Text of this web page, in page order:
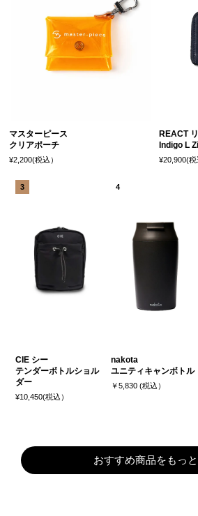
マスターピース
クリアポーチ
¥2,200(税込）
REACT
Indigo L
¥20,900(税
CIE シー
テンダーボトルショル
ダー
¥10,450(税込）
nakota
ユニティキャンボトル
￥5,830 (税込）
おすすめ商品をもっ